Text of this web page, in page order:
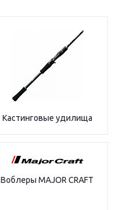
Кастинговые удилища
Воблеры MAJOR CRAFT